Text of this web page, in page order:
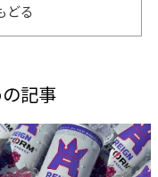
どる
記事